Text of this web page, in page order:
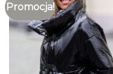
Promocja!